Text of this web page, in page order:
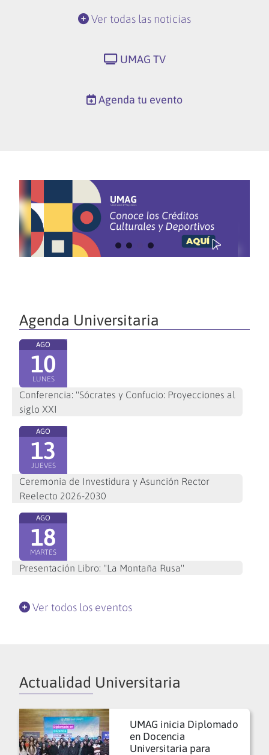
Ver todas las noticias
UMAG TV
Agenda tu evento
Agenda Universitaria
AGO
10
LUNES
Conferencia: "Sócrates y Confucio: Proyecciones al
siglo XXI
AGO
13
JUEVES
Ceremonia de Investidura y Asunción Rector
Reelecto 2026-2030
AGO
18
MARTES
Presentación Libro: "La Montaña Rusa"
Ver todos los eventos
Actualidad Universitaria
UMAG inicia Diplomado
en Docencia
Universitaria para